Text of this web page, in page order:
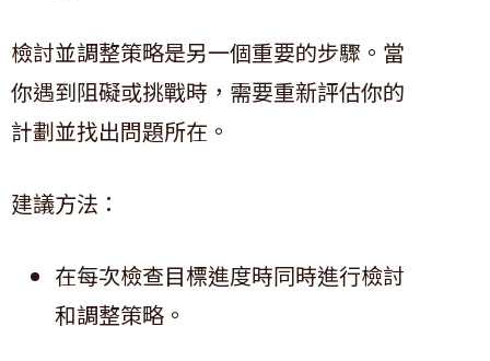
檢討並調整策略是另一個重要的步驟。當
你遇到阻礙或挑戰時，需要重新評估你的
計劃並找出問題所在。
建議方法：
在每次檢查目標進度時同時進行檢討
和調整策略。